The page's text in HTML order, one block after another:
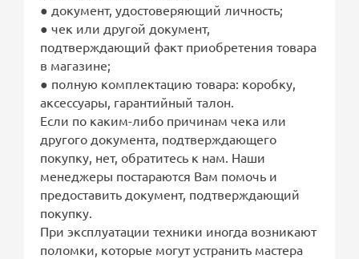
● документ, удостоверяющий личность;
● чек или другой документ,
подтверждающий факт приобретения товара
в магазине;
● полную комплектацию товара: коробку,
аксессуары, гарантийный талон.
Если по каким-либо причинам чека или
другого документа, подтверждающего
покупку, нет, обратитесь к нам. Наши
менеджеры постараются Вам помочь и
предоставить документ, подтверждающий
покупку.
При эксплуатации техники иногда возникают
поломки, которые могут устранить мастера